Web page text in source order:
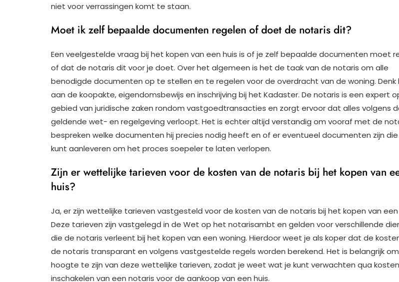
niet voor verrassingen komt te staan.
Moet ik zelf bepaalde documenten regelen of doet de notaris dit?
Een veelgestelde vraag bij het kopen van een huis is of je zelf bepaalde documenten moet
of dat de notaris dit voor je doet. Over het algemeen is het de taak van de notaris om alle
benodigde documenten op te stellen en te regelen voor de overdracht van de woning. Denk
aan de koopakte, eigendomsbewijs en inschrijving bij het Kadaster. De notaris is een expert
gebied van juridische zaken rondom vastgoedtransacties en zorgt ervoor dat alles volgens
geldende wet- en regelgeving verloopt. Het is echter altijd verstandig om vooraf met de
bespreken welke documenten hij precies nodig heeft en of er eventueel documenten zijn
kunt aanleveren om het proces soepeler te laten verlopen.
Zijn er wettelijke tarieven voor de kosten van de notaris bij het kopen van
huis?
Ja, er zijn wettelijke tarieven vastgesteld voor de kosten van de notaris bij het kopen van een
Deze tarieven zijn vastgelegd in de Wet op het notarisambt en gelden voor verschillende
die de notaris verleent bij het kopen van een woning. Hierdoor weet je als koper dat de
de notaris transparant en volgens vastgestelde regels worden berekend. Het is belangrijk
hoogte te zijn van deze wettelijke tarieven, zodat je weet wat je kunt verwachten qua
inschakelen van een notaris voor de aankoop van een huis.